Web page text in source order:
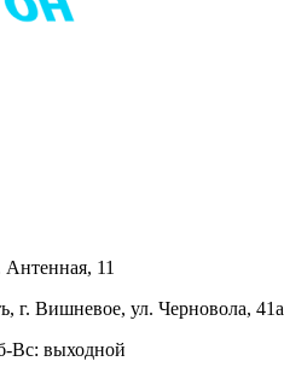
Антенная, 11
г. Вишневое, ул. Черновола, 41а
Вс: выходной